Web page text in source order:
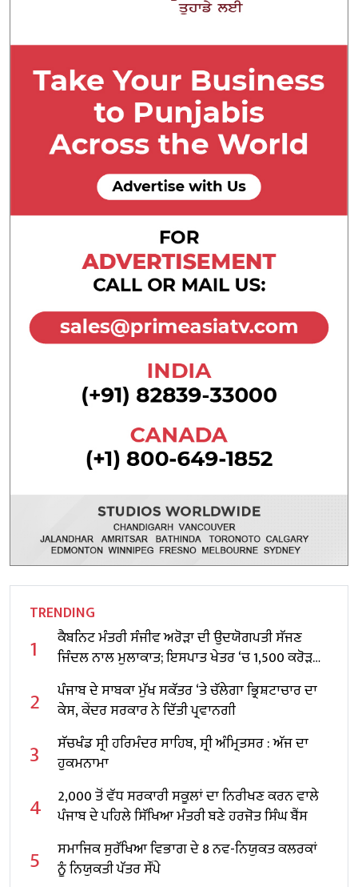
TRENDING
1
ਕੈਬਨਿਟ ਮੰਤਰੀ ਸੰਜੀਵ ਅਰੋੜਾ ਦੀ ਉਦਯੋਗਪਤੀ ਸੱਜਣ
ਜਿੰਦਲ ਨਾਲ ਮੁਲਾਕਾਤ; ਇਸਪਾਤ ਖੇਤਰ ‘ਚ ₹1,500 ਕਰੋੜ
ਨਿਵੇਸ਼ ਦਾ ਐਲਾਨ
2
ਪੰਜਾਬ ਦੇ ਸਾਬਕਾ ਮੁੱਖ ਸਕੱਤਰ ‘ਤੇ ਚੱਲੇਗਾ ਭ੍ਰਿਸ਼ਟਾਚਾਰ ਦਾ
ਕੇਸ, ਕੇਂਦਰ ਸਰਕਾਰ ਨੇ ਦਿੱਤੀ ਪ੍ਰਵਾਨਗੀ
3
ਸੱਚਖੰਡ ਸ੍ਰੀ ਹਰਿਮੰਦਰ ਸਾਹਿਬ, ਸ੍ਰੀ ਅੰਮ੍ਰਿਤਸਰ : ਅੱਜ ਦਾ
ਹੁਕਮਨਾਮਾ
4
2,000 ਤੋਂ ਵੱਧ ਸਰਕਾਰੀ ਸਕੂਲਾਂ ਦਾ ਨਿਰੀਖਣ ਕਰਨ ਵਾਲੇ
ਪੰਜਾਬ ਦੇ ਪਹਿਲੇ ਸਿੱਖਿਆ ਮੰਤਰੀ ਬਣੇ ਹਰਜੋਤ ਸਿੰਘ ਬੈਂਸ
5
ਸਮਾਜਿਕ ਸੁਰੱਖਿਆ ਵਿਭਾਗ ਦੇ 8 ਨਵ-ਨਿਯੁਕਤ ਕਲਰਕਾਂ
ਨੂੰ ਨਿਯੁਕਤੀ ਪੱਤਰ ਸੌਂਪੇ